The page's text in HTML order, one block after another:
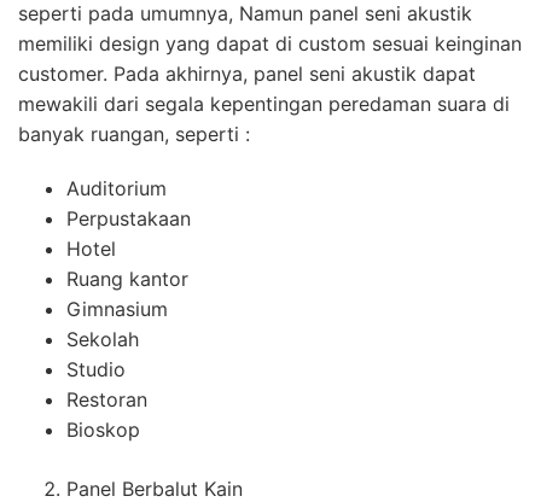
seperti pada umumnya, Namun panel seni akustik
memiliki design yang dapat di custom sesuai keinginan
customer. Pada akhirnya, panel seni akustik dapat
mewakili dari segala kepentingan peredaman suara di
banyak ruangan, seperti :
Auditorium
Perpustakaan
Hotel
Ruang kantor
Gimnasium
Sekolah
Studio
Restoran
Bioskop
Panel Berbalut Kain